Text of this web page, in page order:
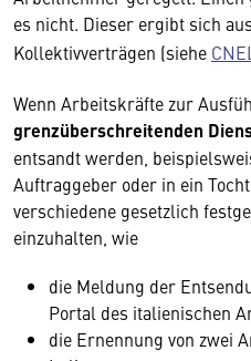
es nicht. Dieser ergibt sich
Kollektivverträgen (siehe CNEL
Wenn Arbeitskräfte zur
grenzüberschreitenden
entsandt werden,
Auftraggeber oder in ein
verschiedene gesetzlich
einzuhalten, wie
die Meldung der
Portal des italienischen
die Ernennung von zwei